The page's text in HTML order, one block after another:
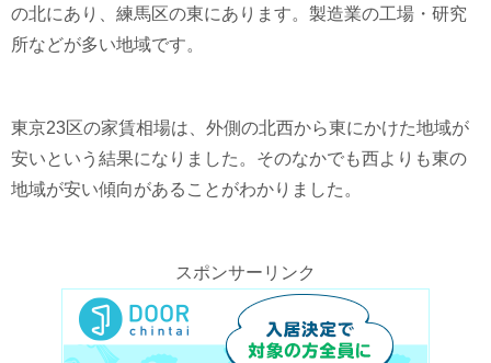
の北にあり、練馬区の東にあります。製造業の工場・研究
所などが多い地域です。
東京23区の家賃相場は、外側の北西から東にかけた地域が
安いという結果になりました。そのなかでも西よりも東の
地域が安い傾向があることがわかりました。
スポンサーリンク